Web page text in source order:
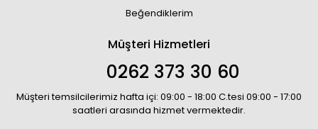
Beğendiklerim
Müşteri Hizmetleri
0262 373 30 60
Müşteri temsilcilerimiz hafta içi: 09:00 - 18:00 C.tesi 09:00 - 17:00
saatleri arasında hizmet vermektedir.